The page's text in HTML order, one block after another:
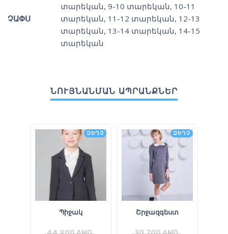
ՉԱՓՍ
տարեկան, 9-10 տարեկան, 10-11
տարեկան, 11-12 տարեկան, 12-13
տարեկան, 13-14 տարեկան, 14-15
տարեկան
ՆՈՒՅՆԱՆՄԱՆ ԱՊՐԱՆՔՆԵՐ
ԶԵՂՉ
Պիջակ
ԶԵՂՉ
Շրջազգեստ